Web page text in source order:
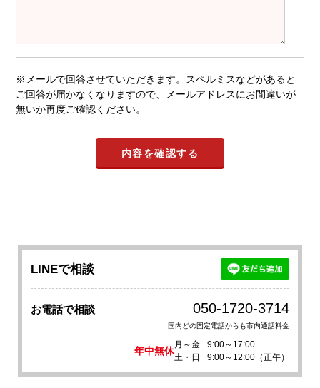
※メールで回答させていただきます。スペルミスなどがあると
ご回答が届かなくなりますので、メールアドレスにお間違いが
無いか再度ご確認ください。
LINEで相談
お電話で相談 050-1720-3714
国内どの固定電話からも市内通話料金
年中無休
月～金
9:00～17:00
土・日
9:00～12:00（正午）